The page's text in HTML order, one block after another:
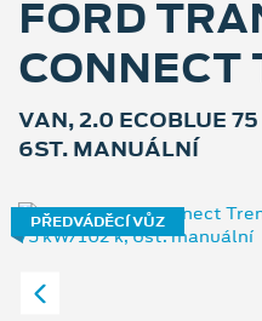
FORD
CONNECT
VAN, 2.0 ECOBLUE
6ST. MANUÁLNÍ
PŘEDVÁDĚCÍ VŮZ